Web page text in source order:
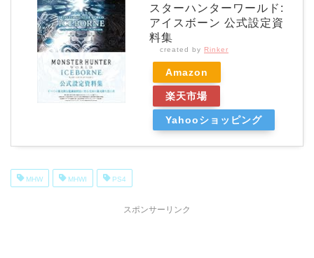
スターハンターワールド:
アイスボーン 公式設定資
料集
created by Rinker
Amazon
楽天市場
Yahooショッピング
MHW MHWI PS4
スポンサーリンク